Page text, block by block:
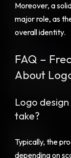
Moreover, a
major role, as
overall identity.
FAQ –
About
Logo
take?
Typically, the
depending on